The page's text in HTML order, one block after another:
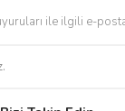
ile ilgili e-